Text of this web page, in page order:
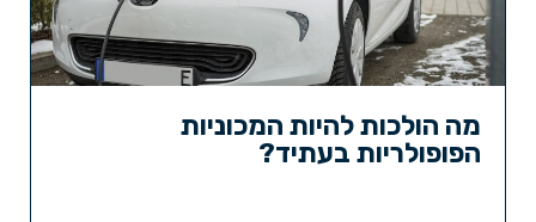
מה הולכות להיות המכוניות
הפופולריות בעתיד?